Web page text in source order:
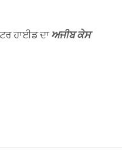
ਹਾਈਡ ਦਾਅਜੀਬ ਕੇਸ